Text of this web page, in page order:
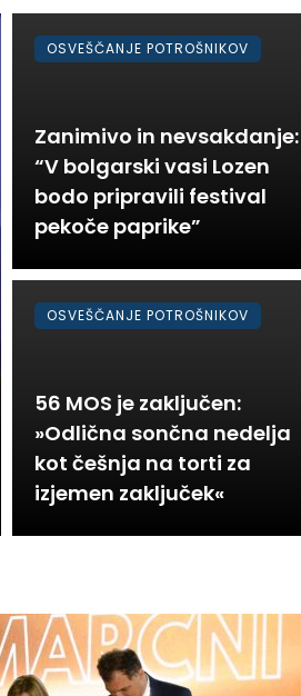
Zanimivo in nevsakdanje:
“V bolgarski vasi Lozen
bodo pripravili festival
pekoče paprike”
OSVEŠČANJE POTROŠNIKOV
56 MOS je zaključen:
»Odlična sončna nedelja
kot češnja na torti za
izjemen zaključek«
OSVEŠČANJE POTROŠNIKOV